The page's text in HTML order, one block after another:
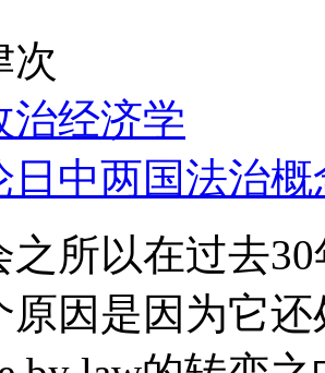
次
治经济学
中两国法治概
之所以在过去
原因是因为它